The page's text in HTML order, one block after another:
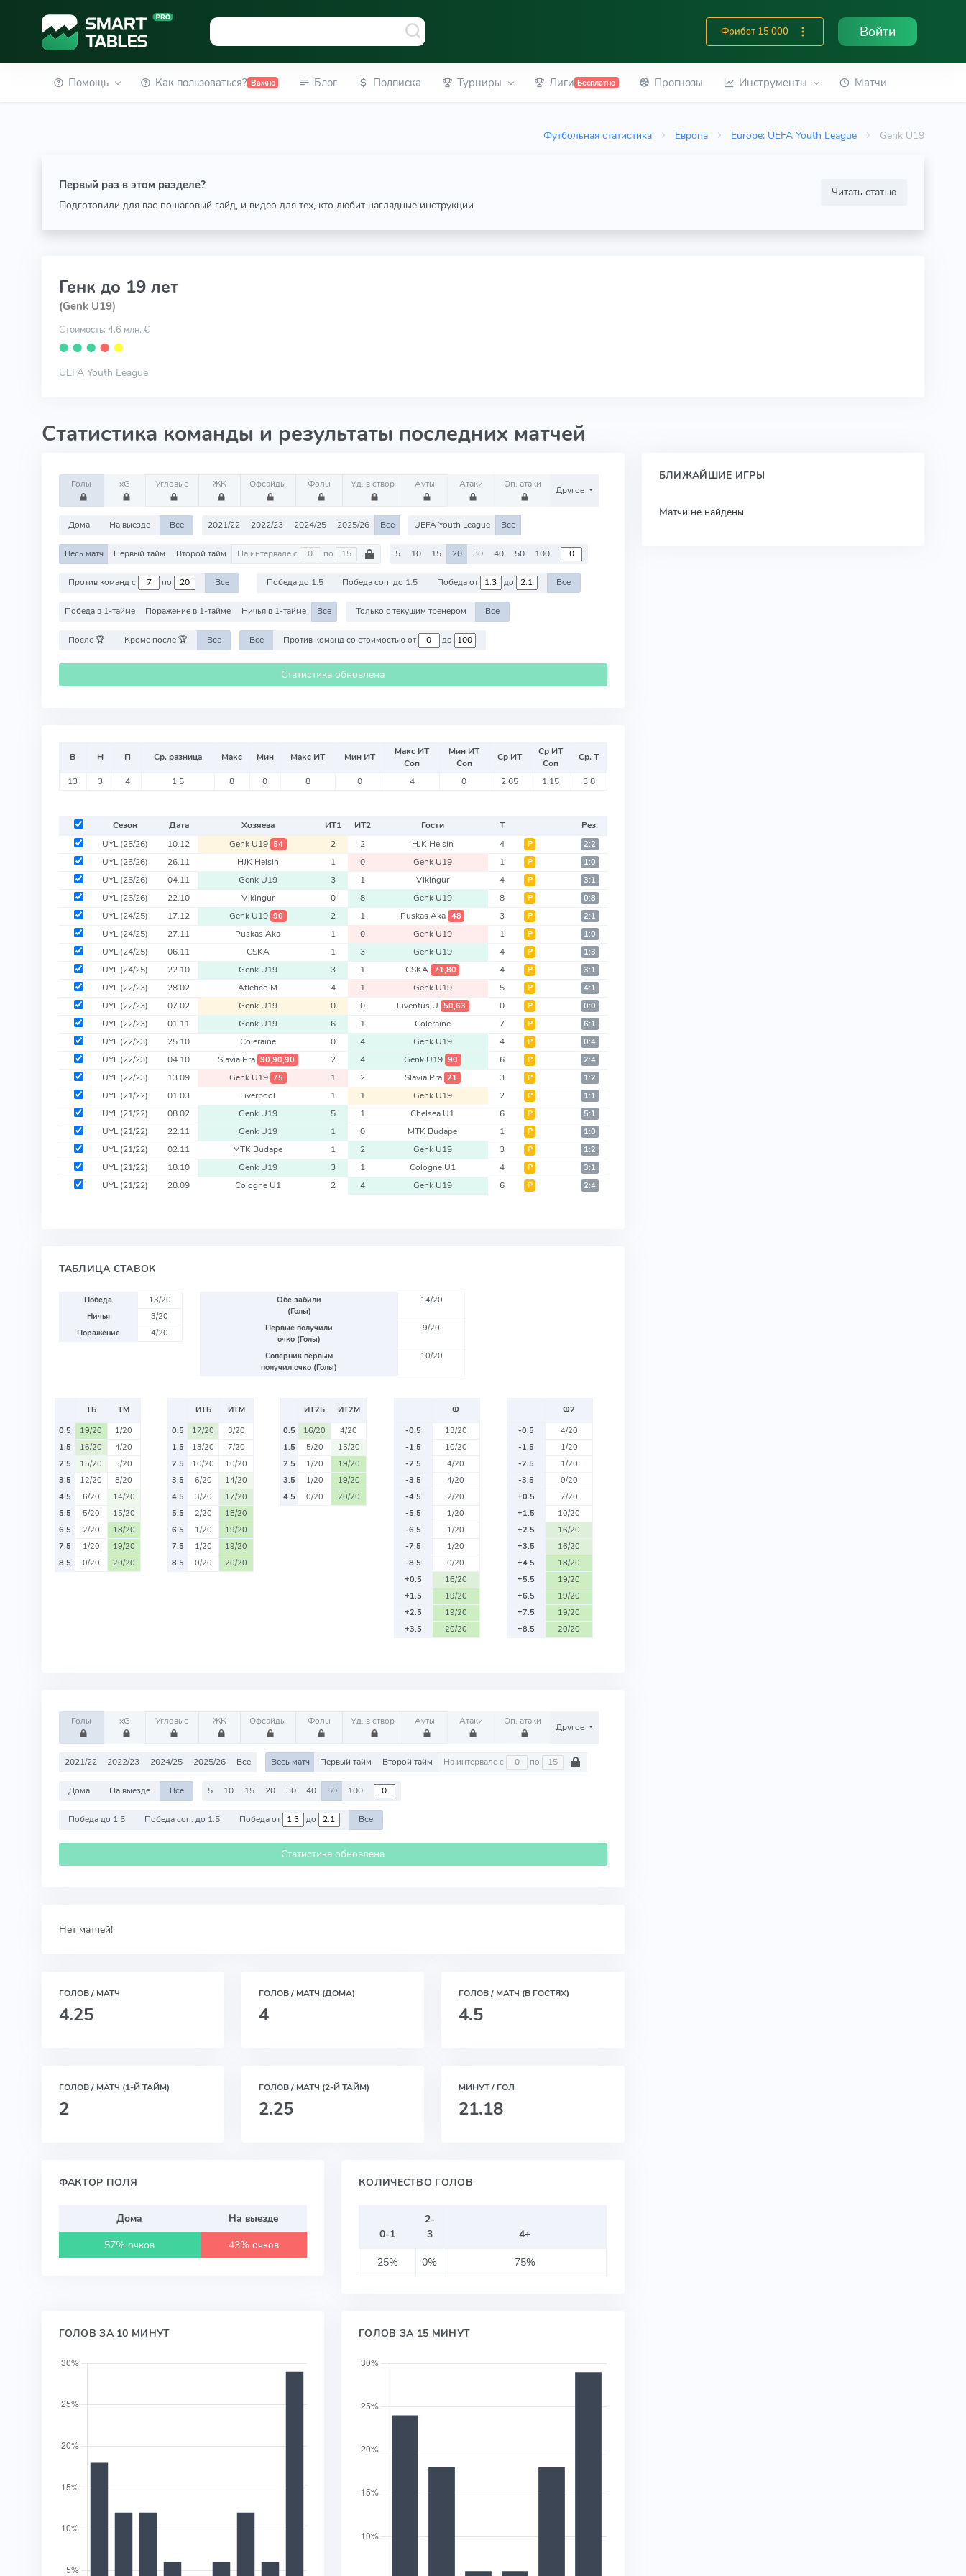
Фрибет 15 000 Войти
Помощь Как пользоваться? Важно Блог Подписка Турниры Лиги Бесплатно Прогнозы Инструменты Матчи
Футбольная статистика Европа Europe: UEFA Youth League Genk U19
Первый раз в этом разделе?
Подготовили для вас пошаговый гайд, и видео для тех, кто любит наглядные инструкции
Читать статью
Генк до 19 лет
(Genk U19)
Стоимость: 4.6 млн. €
⬤ ⬤ ⬤ ⬤ ⬤
UEFA Youth League
Статистика команды и результаты последних матчей
Голы xG Угловые ЖК Офсайды Фолы Уд. в створ Ауты Атаки Оп. атаки
Другое
Дома На выезде Все 2021/22 2022/23 2024/25 2025/26 Все UEFA Youth League Все
Весь матч Первый тайм Второй тайм На интервале с по 5 10 15 20 30 40 50 100
Против команд с по Все Победа до 1.5 Победа соп. до 1.5 Победа от до Все
Победа в 1-тайме Поражение в 1-тайме Ничья в 1-тайме Все Только с текущим тренером Все
После 🏆 Кроме после 🏆 Все Все Против команд со стоимостью от до
Статистика обновлена
В Н П Ср. разница Макс Мин Макс ИТ Мин ИТ
Макс ИТ
Соп
Мин ИТ
Соп
Ср ИТ
Ср ИТ
Соп
Ср. Т
13 3 4 1.5 8 0 8 0 4 0 2.65 1.15 3.8
Сезон Дата Хозяева ИТ1 ИТ2 Гости Т
Рез.
UYL(25/26) 10.12 Genk U19 54 2 2 HJK Helsin 4 Р 2:2
UYL(25/26) 26.11 HJK Helsin 1 0 Genk U19 1 Р 1:0
UYL(25/26) 04.11 Genk U19 3 1 Vikingur 4 Р 3:1
UYL(25/26) 22.10 Vikingur 0 8 Genk U19 8 Р 0:8
UYL(24/25) 17.12 Genk U19 90 2 1 Puskas Aka 48 3 Р 2:1
UYL(24/25) 27.11 Puskas Aka 1 0 Genk U19 1 Р 1:0
UYL(24/25) 06.11 CSKA 1 3 Genk U19 4 Р 1:3
UYL(24/25) 22.10 Genk U19 3 1 CSKA 71,80 4 Р 3:1
UYL(22/23) 28.02 Atletico M 4 1 Genk U19 5 Р 4:1
UYL(22/23) 07.02 Genk U19 0 0 Juventus U 50,63 0 Р 0:0
UYL(22/23) 01.11 Genk U19 6 1 Coleraine 7 Р 6:1
UYL(22/23) 25.10 Coleraine 0 4 Genk U19 4 Р 0:4
UYL(22/23) 04.10 Slavia Pra 90,90,90 2 4 Genk U19 90 6 Р 2:4
UYL(22/23) 13.09 Genk U19 75 1 2 Slavia Pra 21 3 Р 1:2
UYL(21/22) 01.03 Liverpool 1 1 Genk U19 2 Р 1:1
UYL(21/22) 08.02 Genk U19 5 1 Chelsea U1 6 Р 5:1
UYL(21/22) 22.11 Genk U19 1 0 MTK Budape 1 Р 1:0
UYL(21/22) 02.11 MTK Budape 1 2 Genk U19 3 Р 1:2
UYL(21/22) 18.10 Genk U19 3 1 Cologne U1 4 Р 3:1
UYL(21/22) 28.09 Cologne U1 2 4 Genk U19 6 Р 2:4
ТАБЛИЦА СТАВОК
Победа
13/20
Ничья
3/20
Поражение
4/20
Обе забили
(Голы)
14/20
Первые получили
очко (Голы)
9/20
Соперник первым
получил очко (Голы)
10/20
ТБ
ТМ
0.5
19/20
1/20
1.5
16/20
4/20
2.5
15/20
5/20
3.5
12/20
8/20
4.5
6/20
14/20
5.5
5/20
15/20
6.5
2/20
18/20
7.5
1/20
19/20
8.5
0/20 20/20
ИТБ
ИТМ
0.5
17/20
3/20
1.5
13/20
7/20
2.5
10/20
10/20
3.5
6/20
14/20
4.5
3/20
17/20
5.5
2/20
18/20
6.5
1/20
19/20
7.5
1/20
19/20
8.5
0/20 20/20
ИТ2Б
ИТ2М
0.5
16/20
4/20
1.5
5/20
15/20
2.5
1/20
19/20
3.5
1/20
19/20
4.5
0/20 20/20
Ф
-0.5
13/20
-1.5
10/20
-2.5
4/20
-3.5
4/20
-4.5
2/20
-5.5
1/20
-6.5
1/20
-7.5
1/20
-8.5
0/20
+0.5
16/20
+1.5
19/20
+2.5
19/20
+3.5
20/20
Ф2
-0.5
4/20
-1.5
1/20
-2.5
1/20
-3.5
0/20
+0.5
7/20
+1.5
10/20
+2.5
16/20
+3.5
16/20
+4.5
18/20
+5.5
19/20
+6.5
19/20
+7.5
19/20
+8.5
20/20
Голы xG Угловые ЖК Офсайды Фолы Уд. в створ Ауты Атаки Оп. атаки
Другое
2021/22 2022/23 2024/25 2025/26 Все Весь матч Первый тайм Второй тайм На интервале с по
Дома На выезде Все 5 10 15 20 30 40 50 100
Победа до 1.5 Победа соп. до 1.5 Победа от до Все
Статистика обновлена
Нет матчей!
ГОЛОВ / МАТЧ
4.25
ГОЛОВ / МАТЧ (ДОМА)
4
ГОЛОВ / МАТЧ (В ГОСТЯХ)
4.5
ГОЛОВ / МАТЧ (1-Й ТАЙМ)
2
ГОЛОВ / МАТЧ (2-Й ТАЙМ)
2.25
МИНУТ / ГОЛ
21.18
ФАКТОР ПОЛЯ
Дома
На выезде
57% очков
43% очков
КОЛИЧЕСТВО ГОЛОВ
0-1
2-
3
4+
25%
0% 75%
ГОЛОВ ЗА 10 МИНУТ ГОЛОВ ЗА 15 МИНУТ
БЛИЖАЙШИЕ ИГРЫ
Матчи не найдены